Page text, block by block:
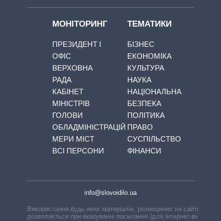
МОНІТОРИНГ
ПРЕЗИДЕНТ І
ОФІС
ВЕРХОВНА
РАДА
КАБІНЕТ
МІНІСТРІВ
ГОЛОВИ
ОБЛАДМІНІСТРАЦІЙ
МЕРИ МІСТ
ВСІ ПЕРСОНИ
ТЕМАТИКИ
БІЗНЕС
ЕКОНОМІКА
КУЛЬТУРА
НАУКА
НАЦІОНАЛЬНА
БЕЗПЕКА
ПОЛІТИКА
ПРАВО
СУСПІЛЬСТВО
ФІНАНСИ
info@slovoidilo.ua
Використання будь-яких матеріалів, розміщених на сайті,
дозволяється при вказуванні посилання (для інтернет-видань